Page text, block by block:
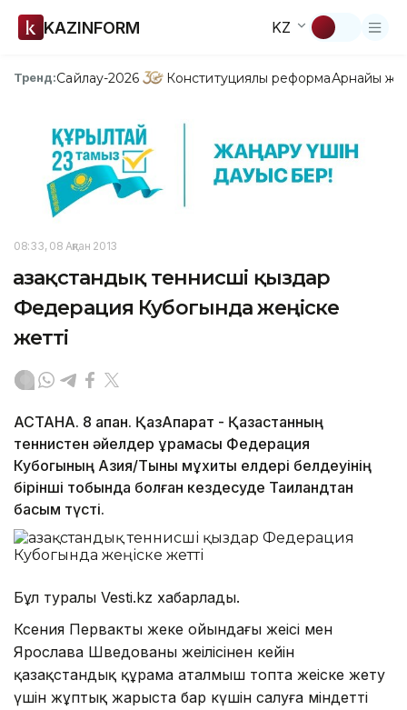
KAZINFORM KZ
Тренд:Сайлау-2026 Конституциялық реформаАрнайы
08:33, 08 Ақпан 2013
Қазақстандық теннисші қыздар
Федерация Кубогында жеңіске
жетті
АСТАНА. 8 ақпан. ҚазАқпарат - Қазақстанның
теннистен әйелдер құрамасы Федерация
Кубогының Азия/Тынық мұхиты елдері белдеуінің
бірінші тобында болған кездесуде Таиландтан
басым түсті.
Бұл туралы Vesti.kz хабарлады.
Ксения Первактың жеке ойындағы жеңісі мен
Ярослава Шведованың жеңілісінен кейін
қазақстандық құрама аталмыш топта жеңіске жету
үшін жұптық жарыста бар күшін салуға міндетті